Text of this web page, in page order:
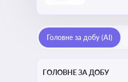
Головне за добу (AI)
ГОЛОВНЕ ЗА ДОБУ